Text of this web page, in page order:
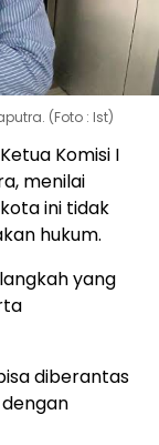
(Foto : Ist)
Komisi I
menilai
ini tidak
hukum.
yang
diberantas